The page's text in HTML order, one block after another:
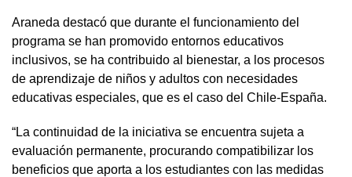
Araneda destacó que durante el funcionamiento del
programa se han promovido entornos educativos
inclusivos, se ha contribuido al bienestar, a los procesos
de aprendizaje de niños y adultos con necesidades
educativas especiales, que es el caso del Chile-España.
“La continuidad de la iniciativa se encuentra sujeta a
evaluación permanente, procurando compatibilizar los
beneficios que aporta a los estudiantes con las medidas